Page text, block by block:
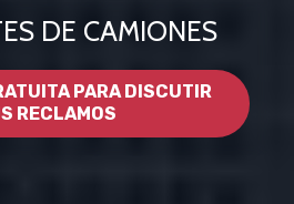
DE CAMIONES
PARA DISCUTIR
RECLAMOS